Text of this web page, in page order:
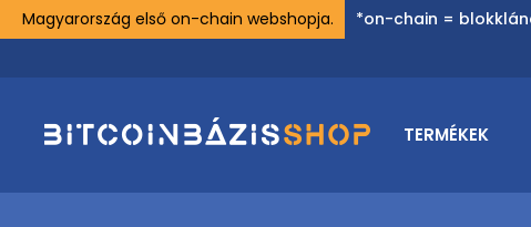
Magyarország első on-chain webshopja. *on-chain =
TERMÉKEK